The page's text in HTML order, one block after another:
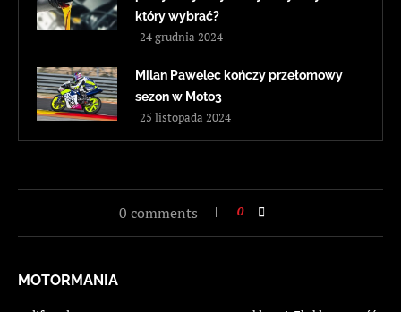
który wybrać?
24 grudnia 2024
Milan Pawelec kończy przełomowy
sezon w Moto3
25 listopada 2024
0 comments 0
MOTORMANIA